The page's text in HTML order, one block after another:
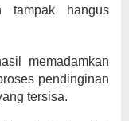
tampak hangus
memadamkan
pendinginan
tersisa.